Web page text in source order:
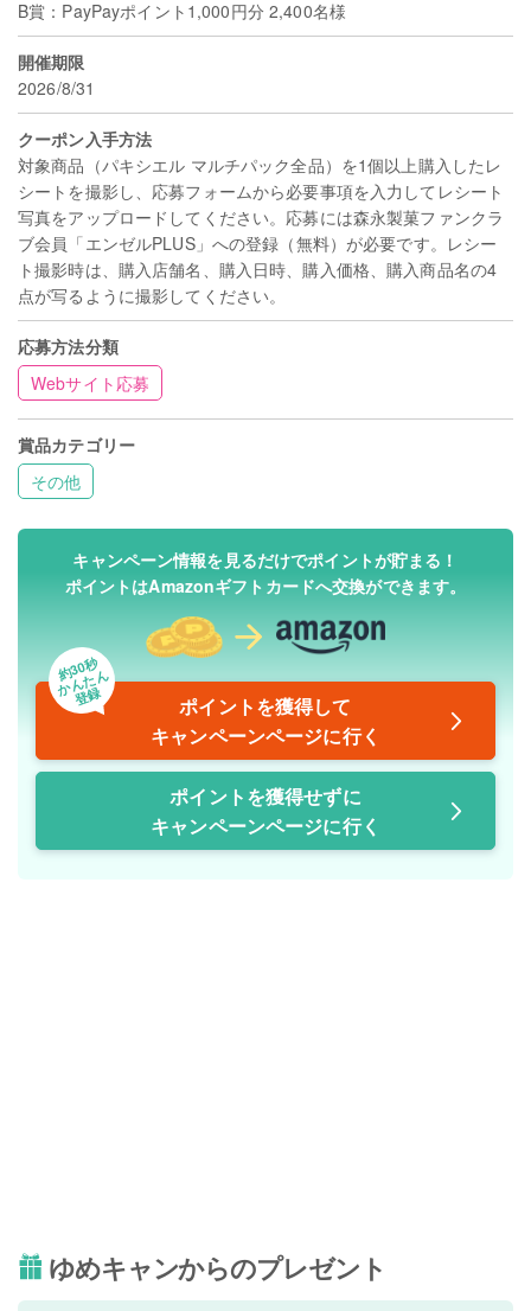
B賞：PayPayポイント1,000円分 2,400名様
開催期限
2026/8/31
クーポン入手方法
対象商品（パキシエル マルチパック全品）を1個以上購入したレ
シートを撮影し、応募フォームから必要事項を入力してレシート
写真をアップロードしてください。応募には森永製菓ファンクラ
ブ会員「エンゼルPLUS」への登録（無料）が必要です。レシー
ト撮影時は、購入店舗名、購入日時、購入価格、購入商品名の4
点が写るように撮影してください。
応募方法分類
Webサイト応募
賞品カテゴリー
その他
キャンペーン情報を見るだけでポイントが貯まる！
ポイントはAmazonギフトカードへ交換ができます。
約30秒
かんたん
登録
ポイントを獲得して
キャンペーンページに行く
ポイントを獲得せずに
キャンペーンページに行く
ゆめキャンからのプレゼント